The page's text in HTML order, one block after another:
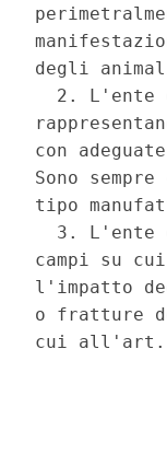
degli
2. L'ente
con
Sono
tipo
3. L'ente
campi su
l'impatto
o fratture